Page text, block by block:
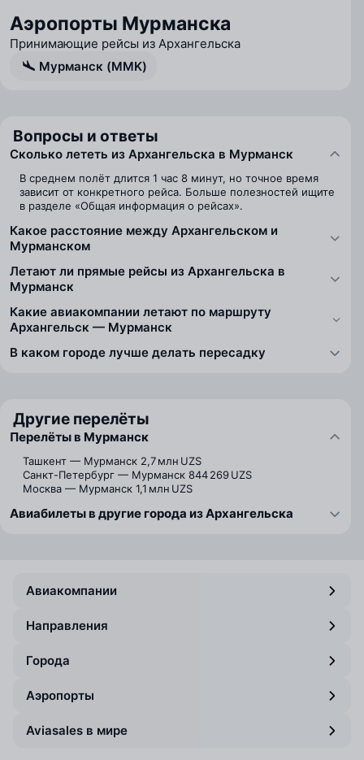
Аэропорты Мурманска
Принимающие рейсы из Архангельска
Мурманск (MMK)
Вопросы и ответы
Сколько лететь из Архангельска в Мурманск
В среднем полёт длится 1 час 8 минут, но точное время
зависит от конкретного рейса. Больше полезностей ищите
в разделе «Общая информация о рейсах».
Какое расстояние между Архангельском и
Мурманском
Летают ли прямые рейсы из Архангельска в
Мурманск
Какие авиакомпании летают по маршруту
Архангельск — Мурманск
В каком городе лучше делать пересадку
Другие перелёты
Перелёты в Мурманск
Ташкент — Мурманск 2,7 млн UZS
Санкт-Петербург — Мурманск 844 269 UZS
Москва — Мурманск 1,1 млн UZS
Авиабилеты в другие города из Архангельска
Авиакомпании
Направления
Города
Аэропорты
Aviasales в мире